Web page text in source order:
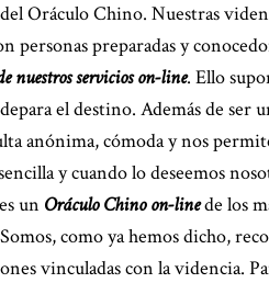
Oráculo Chino. Nuestras
personas preparadas y
nuestros servicios on-line. Ello
el destino. Además de
anónima, cómoda y nos
y cuando lo deseemos
un Oráculo Chino on-linede los
como ya hemos dicho,
vinculadas con la videncia.